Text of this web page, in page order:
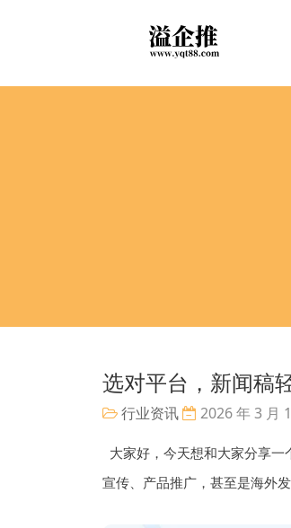
选对平台，新闻稿
行业资讯 2026 年 3 月
大家好，今天想和大家分享
宣传、产品推广，甚至是海外